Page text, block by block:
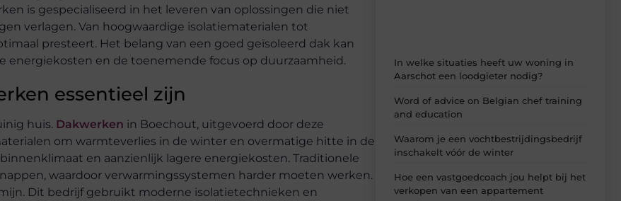
is gespecialiseerd in het leveren van oplossingen die niet
verlagen. Van hoogwaardige isolatiematerialen tot
presteert. Het belang van een goed geïsoleerd dak kan
en de toenemende focus op duurzaamheid.
essentieel zijn
huis. Dakwerken in Boechout, uitgevoerd door deze
om warmteverlies in de winter en overmatige hitte in de
en aanzienlijk lagere energiekosten. Traditionele
waardoor verwarmingssystemen harder moeten werken.
Dit bedrijf gebruikt moderne isolatietechnieken en
In welke situaties heeft uw woning in
Aarschot een loodgieter nodig?
Word of advice on Belgian chef training
and education
Waarom je een vochtbestrijdingsbedrijf
inschakelt vóór de winter
Hoe een vastgoedcoach jou helpt bij het
verkopen van een appartement